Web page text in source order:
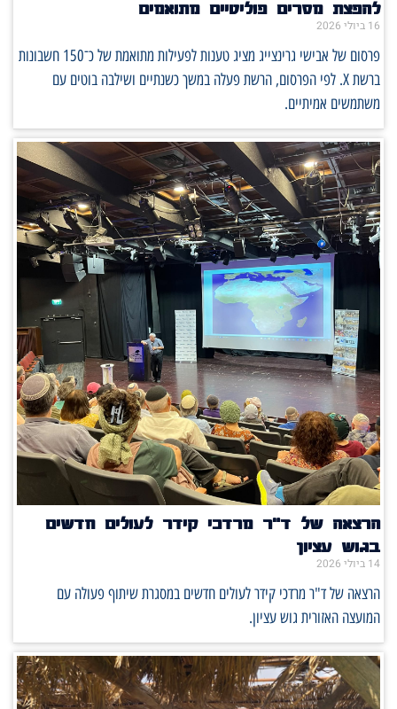
להפצת מסרים פוליטיים מתואמים
16 ביולי 2026
פרסום של אבישי גרינצייג מציג טענות לפעילות מתואמת של כ־150 חשבונות
ברשת X. לפי הפרסום, הרשת פעלה במשך כשנתיים ושילבה בוטים עם
משתמשים אמיתיים.
הרצאה של ד"ר מרדכי קידר לעולים חדשים
בגוש עציון
14 ביולי 2026
הרצאה של ד"ר מרדכי קידר לעולים חדשים במסגרת שיתוף פעולה עם
המועצה האזורית גוש עציון.